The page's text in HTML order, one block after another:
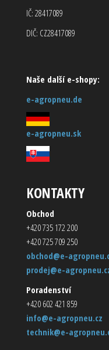
IČ: 28417089
DIČ: CZ28417089
Naše další e-shopy:
e-agropneu.de
e-agropneu.sk
KONTAKTY
Obchod
+420 735 172 200
+420 725 709 250
obchod@e-
prodej@e-
Poradenství
+420 602 421 859
info@e-agropneu.cz
technik@e-